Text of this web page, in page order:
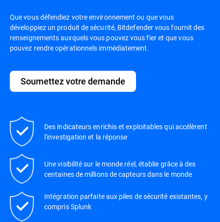
Que vous défendiez votre environnement ou que vous
développiez un produit de sécurité, Bitdefender vous fournit des
renseignements auxquels vous pouvez vous fier et que vous
pouvez rendre opérationnels immédiatement.
Soumettez votre demande
Des indicateurs enrichis et exploitables qui accélèrent
l'investigation et la réponse
Une visibilité sur le monde réel, établie grâce à des
centaines de millions de capteurs dans le monde
Intégration parfaite aux piles de sécurité existantes, y
compris Splunk